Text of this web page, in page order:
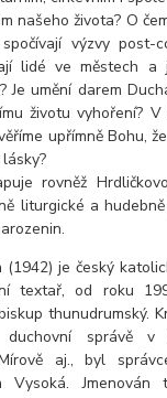
našeho života? O
výzvy post-
lidé ve městech a
Je umění darem
životu vyhoření? V
upřímně Bohu,
rovněž
liturgické a
(1942) je český
textař, od roku
thunudrumský.
správě v
aj., byl
Jmenován